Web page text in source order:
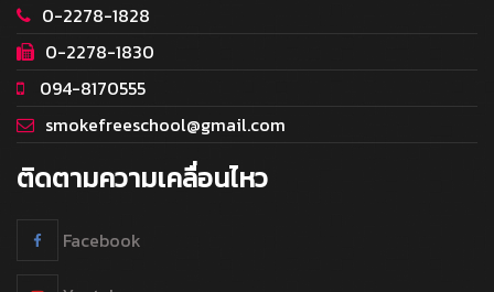
0-2278-1828
0-2278-1830
094-8170555
smokefreeschool@gmail.com
ติดตามความเคลื่อนไหว
Facebook